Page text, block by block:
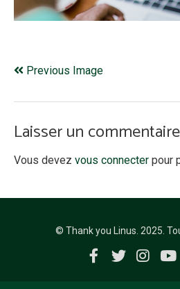
Previous Image
Laisser un commentaire
Vous devez vous connecter pour
© Thank you Linus. 2025.